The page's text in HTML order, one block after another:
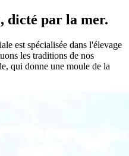
, dicté par la mer.
est spécialisée dans l'élevage
les traditions de nos
qui donne une moule de la